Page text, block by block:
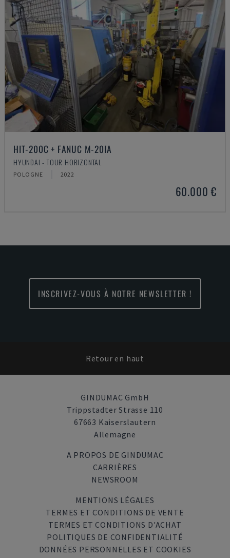
HIT-200C + FANUC M-20IA
HYUNDAI - TOUR HORIZONTAL
POLOGNE 2022
60.000 €
INSCRIVEZ-VOUS À NOTRE NEWSLETTER !
Retour en haut
GINDUMAC GmbH
Trippstadter Strasse 110
67663 Kaiserslautern
Allemagne
A PROPOS DE GINDUMAC
CARRIÈRES
NEWSROOM
MENTIONS LÉGALES
TERMES ET CONDITIONS DE VENTE
TERMES ET CONDITIONS D'ACHAT
POLITIQUES DE CONFIDENTIALITÉ
DONNÉES PERSONNELLES ET COOKIES